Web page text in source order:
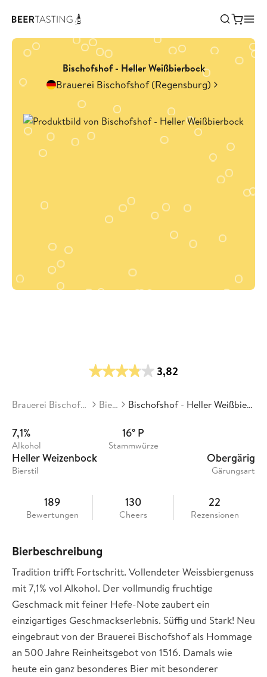
Bischofshof - Heller Weißbierbock
Brauerei Bischofshof (Regensburg)
3,82
Brauerei Bischofshof Biere Bischofshof - Heller Weißbierbock
7,1%
Alkohol
16° P
Stammwürze
Heller Weizenbock
Bierstil
Obergärig
Gärungsart
189
Bewertungen
130
Cheers
22
Rezensionen
Bierbeschreibung
Tradition trifft Fortschritt. Vollendeter Weissbiergenuss
mit 7,1% vol Alkohol. Der vollmundig fruchtige
Geschmack mit feiner Hefe-Note zaubert ein
einzigartiges Geschmackserlebnis. Süffig und Stark! Neu
eingebraut von der Brauerei Bischofshof als Hommage
an 500 Jahre Reinheitsgebot von 1516. Damals wie
heute ein ganz besonderes Bier mit besonderer